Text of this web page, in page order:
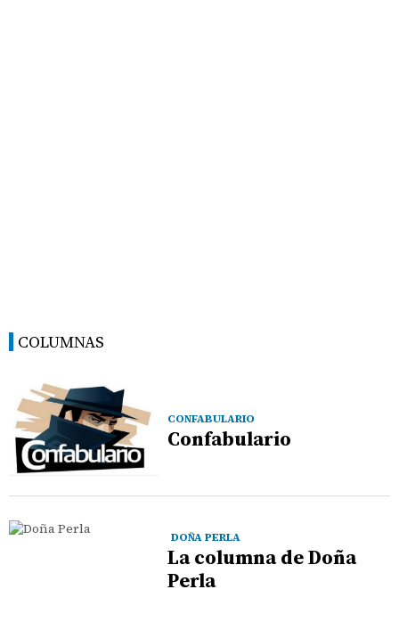
COLUMNAS
CONFABULARIO
Confabulario
DOÑA PERLA
La columna de Doña
Perla